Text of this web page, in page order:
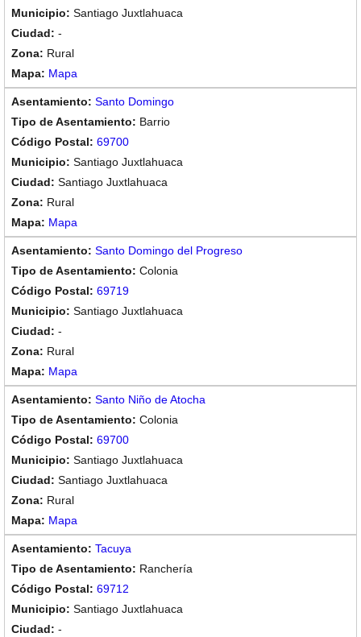
Santiago Juxtlahuaca
-
Rural
Mapa
Santo Domingo
Barrio
69700
Santiago Juxtlahuaca
Santiago Juxtlahuaca
Rural
Mapa
Santo Domingo del Progreso
Colonia
69719
Santiago Juxtlahuaca
-
Rural
Mapa
Santo Niño de Atocha
Colonia
69700
Santiago Juxtlahuaca
Santiago Juxtlahuaca
Rural
Mapa
Tacuya
Ranchería
69712
Santiago Juxtlahuaca
-